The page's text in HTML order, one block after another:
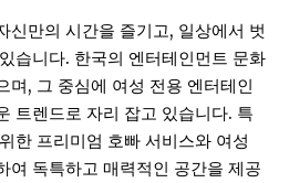
신만의 시간을 즐기고, 일상에서 벗
습니다. 한국의 엔터테인먼트 문화
며, 그 중심에 여성 전용 엔터테인
트렌드로 자리 잡고 있습니다. 특
한 프리미엄 호빠 서비스와 여성
여 독특하고 매력적인 공간을 제공